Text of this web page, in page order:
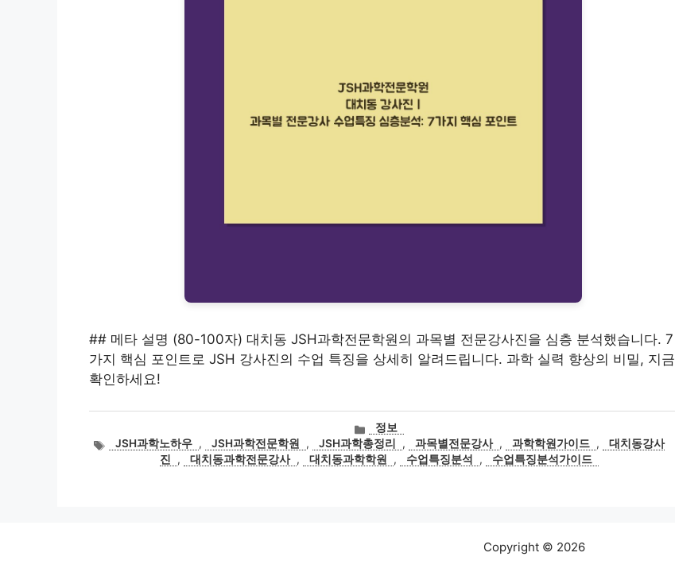
## 메타 설명 (80-100자) 대치동 JSH과학전문학원의 과목별 전문강사진을 심층 분석했습니다. 7
가지 핵심 포인트로 JSH 강사진의 수업 특징을 상세히 알려드립니다. 과학 실력 향상의 비밀, 지금
확인하세요!
카
테
고
정보
태JSH과학노하우 , JSH과학전문학원 , JSH과학총정리 , 과목별전문강사 , 과학학원가이드 ,
대치동강사
진
, 대치동과학전문강사 , 대치동과학학원 , 수업특징분석 , 수업특징분석가이드
Copyright © 2026